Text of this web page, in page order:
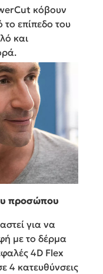
κόβουν
επίπεδο του
και
προσώπου
για να
με το δέρμα
4D Flex
4 κατευθύνσεις